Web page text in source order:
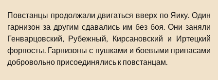
Повстанцы продолжали двигаться вверх по Яику. Один
гарнизон за другим сдавались им без боя. Они заняли
Генварцовский, Рубежный, Кирсановский и Иртецкий
форпосты. Гарнизоны с пушками и боевыми припасами
добровольно присоединялись к повстанцам.